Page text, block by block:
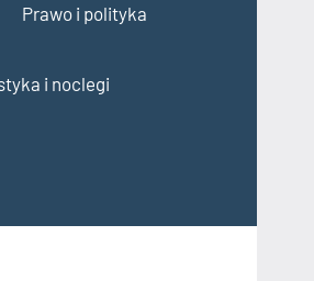
Prawo i polityka
i noclegi